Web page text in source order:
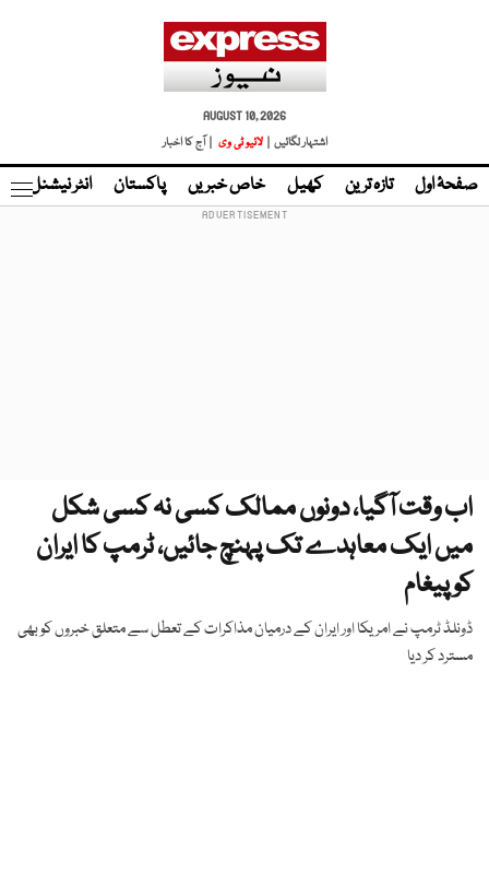
AUGUST 10, 2026
اشتہار لگائیں |
لائیو ٹی وی | آج کا اخبار
صفحۂ اول تازہ ترین کھیل خاص خبریں پاکستان انٹر نیشنل
اب وقت آگیا، دونوں ممالک کسی نہ کسی شکل
میں ایک معاہدے تک پہنچ جائیں، ٹرمپ کا ایران
کو پیغام
ڈونلڈ ٹرمپ نے امریکا اور ایران کے درمیان مذاکرات کے تعطل سے متعلق خبروں کو بھی
مسترد کر دیا